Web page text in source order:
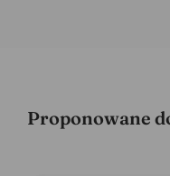
Proponowane